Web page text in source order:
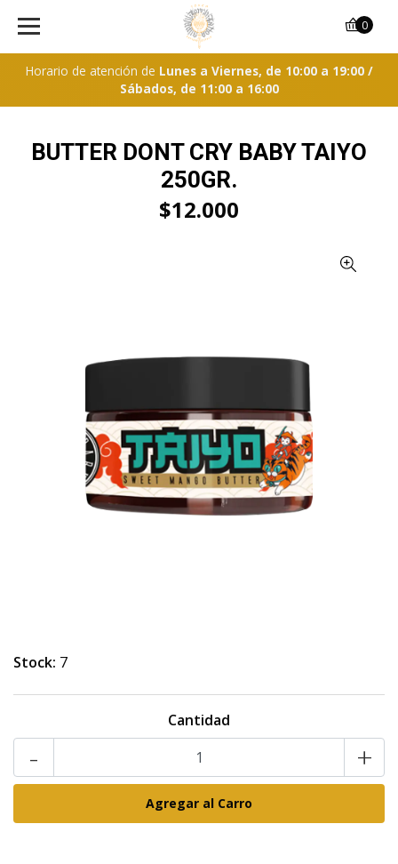
Horario de atención de Lunes a Viernes, de 10:00 a 19:00 /
Sábados, de 11:00 a 16:00
0
BUTTER DONT CRY BABY TAIYO
250GR.
$12.000
Stock: 7
Cantidad
- +